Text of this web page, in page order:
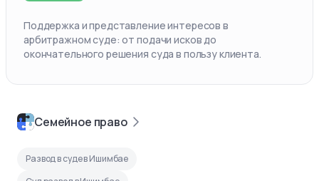
Поддержка и представление интересов в
арбитражном суде: от подачи исков до
окончательного решения суда в пользу клиента.
Семейное право
Развод в суде в Ишимбае